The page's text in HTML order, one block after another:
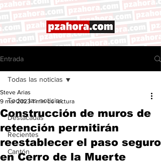
Entrada
Todas las noticias
Destacadas
Recientes
Cantón
Todas las noticias
Construcción de muros de
retención permitirán
reestablecer el paso seguro
en Cerro de la Muerte
Steve Arias
9 mar 2023 1 min de lectura